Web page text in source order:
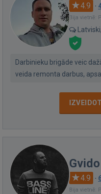
4.9 ·
Bija vietnē:
Darbinieku brigāde veic
veida remonta darbus,
4.9 ·
Bija vietnē: